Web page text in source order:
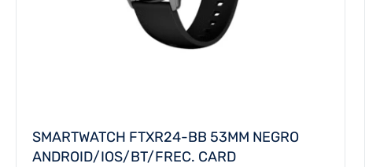
SMARTWATCH FTXR24-BB 53MM NEGRO
ANDROID/IOS/BT/FREC. CARD